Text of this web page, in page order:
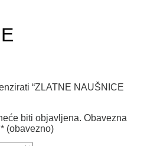
“ZLATNE NAUŠNICE
biti objavljena. Obavezna
* (obavezno)